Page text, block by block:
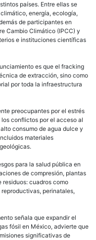
países. Entre ellas se
energía, ecología,
de participantes en
Cambio Climático (IPCC) y
e instituciones científicas
es que el fracking
de extracción, sino como
por toda la infraestructura
preocupantes por el estrés
conflictos por el acceso al
consumo de agua dulce y
materiales
para la salud pública en
de compresión, plantas
residuos: cuadros como
perinatales,
señala que expandir el
fósil en México, advierte que
significativas de